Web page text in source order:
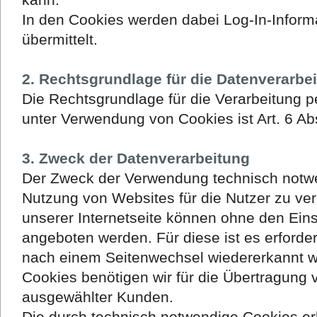
In den Cookies werden dabei Log-In-
übermittelt.
2. Rechtsgrundlage für die
Die Rechtsgrundlage für die Verarbeitung
unter Verwendung von Cookies ist Art. 6
3. Zweck der Datenverarbeitung
Der Zweck der Verwendung technisch
Nutzung von Websites für die Nutzer zu
unserer Internetseite können ohne den
angeboten werden. Für diese ist es
nach einem Seitenwechsel wiedererkannt
Cookies benötigen wir für die Übertragung
ausgewählter Kunden.